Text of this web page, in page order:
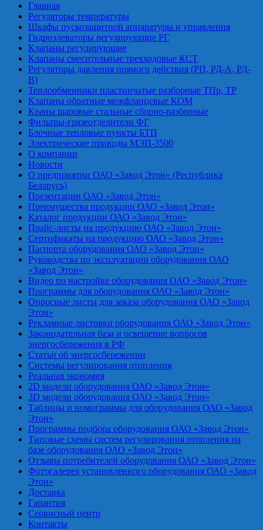
Главная
Регуляторы температуры
Шкафы пускозащитной аппаратуры и управления
Гидроэлеваторы регулирующие РГ
Клапаны регулирующие
Клапаны смесительные трехходовые КСТ
Регуляторы давления прямого действия (РП, РД-А, РД-
В)
Теплообменники пластинчатые разборные ТПр, ТР
Клапаны обратные межфланцевые КОМ
Краны шаровые стальные сборно-разборные
Фильтры-грязеотделители ФГ
Блочные тепловые пункты БТП
Электрические приводы МЭП-3500
О компании
Новости
О предприятии ОАО «Завод Этон» (Республика
Беларусь)
Презентации ОАО «Завод Этон»
Преимущества продукции ОАО «Завод Этон»
Каталог продукции ОАО «Завод Этон»
Прайс-листы на продукцию ОАО «Завод Этон»
Сертификаты на продукцию ОАО «Завод Этон»
Паспорта оборудования ОАО «Завод Этон»
Руководства по эксплуатации оборудования ОАО
«Завод Этон»
Видео по настройке оборудования ОАО «Завод Этон»
Программы для оборудования ОАО «Завод Этон»
Опросные листы для заказа оборудования ОАО «Завод
Этон»
Рекламные листовки оборудования ОАО «Завод Этон»
Законодательная база и освещение вопросов
энергосбережения в РФ
Статьи об энергосбережении
Системы регулирования отопления
Реальная экономия
2D модели оборудования ОАО «Завод Этон»
3D модели оборудования ОАО «Завод Этон»
Таблицы и номограммы для оборудования ОАО «Завод
Этон»
Программы подбора оборудования ОАО «Завод Этон»
Типовые схемы систем регулирования отопления на
базе оборудования ОАО «Завод Этон»
Отзывы потребителей оборудования ОАО «Завод Этон»
Фотогалерея установленного оборудования ОАО «Завод
Этон»
Доставка
Гарантия
Сервисный центр
Контакты